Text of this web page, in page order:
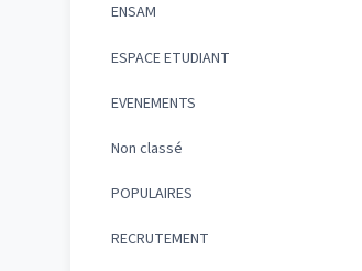
ENSAM
ESPACE ETUDIANT
EVENEMENTS
Non classé
POPULAIRES
RECRUTEMENT